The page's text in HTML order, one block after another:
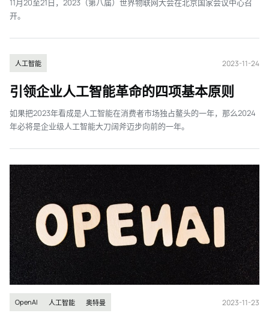
11月20至21日，2023（第八届）世界物联网大会在北京国家会议中心召
开。
人工智能 2023-11-24
引领企业人工智能革命的四项基本原则
如果把2023年看成是人工智能在消费者市场独占鳌头的一年，那么2024
年必将是企业级人工智能大刀阔斧迈步向前的一年。
OpenAI 人工智能 奥特曼 2023-11-23